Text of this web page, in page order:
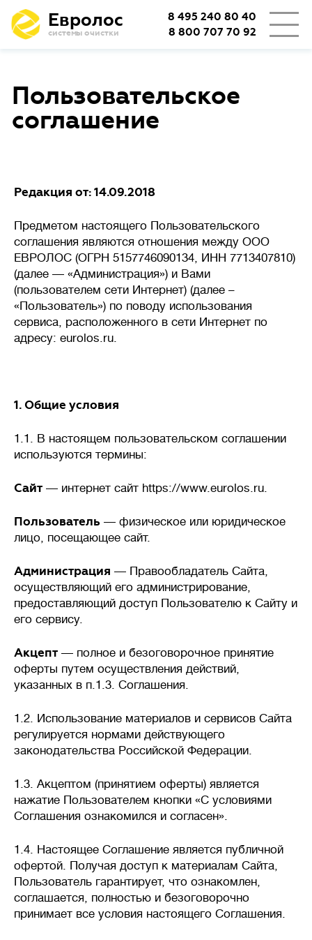
Евролос
системы очистки
8 495 240 80 40
8 800 707 70 92
Пользовательское
соглашение
Редакция от: 14.09.2018
Предметом настоящего Пользовательского
соглашения являются отношения между ООО
ЕВРОЛОС (ОГРН 5157746090134, ИНН 7713407810)
(далее — «Администрация») и Вами
(пользователем сети Интернет) (далее –
«Пользователь») по поводу использования
сервиса, расположенного в сети Интернет по
адресу: eurolos.ru.
1. Общие условия
1.1. В настоящем пользовательском соглашении
используются термины:
Сайт — интернет сайт https://www.eurolos.ru.
Пользователь — физическое или юридическое
лицо, посещающее сайт.
Администрация — Правообладатель Сайта,
осуществляющий его администрирование,
предоставляющий доступ Пользователю к Сайту и
его сервису.
Акцепт — полное и безоговорочное принятие
оферты путем осуществления действий,
указанных в п.1.3. Соглашения.
1.2. Использование материалов и сервисов Сайта
регулируется нормами действующего
законодательства Российской Федерации.
1.3. Акцептом (принятием оферты) является
нажатие Пользователем кнопки «С условиями
Соглашения ознакомился и согласен».
1.4. Настоящее Соглашение является публичной
офертой. Получая доступ к материалам Сайта,
Пользователь гарантирует, что ознакомлен,
соглашается, полностью и безоговорочно
принимает все условия настоящего Соглашения.
🏡 Тип проживания
(дача или дом выходного дня)
длительные простои
с отключением электричества,
важно, чтобы система легко
запускалась заново.
При постоянномпроживании
требуется стабильность
системы очистки, даже при
🦠 Очистка сточных вод
(выгребные ямы, герметичные
резервуары) — накопление
требует регулярной откачки
ассенизаторской машиной.
Механическая очистка
происходит разложение
твердых отходов
анаэробными
(бескислородными)
требуются дополнительные
фильтры или поля фильтрации
грунтом.
станции глубокой
биологической очистки
— механическое анаэробное
разложение отходов
бактериями. Биофильтры и
аэротанки повышают уровень
очистки до 95-98%.
Очищенная вода на выходе
без цвета и запаха, доочистка